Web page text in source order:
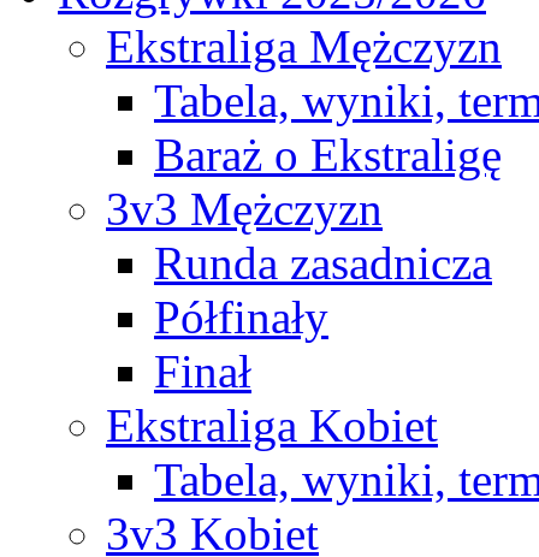
Ekstraliga Mężczyzn
Tabela, wyniki,
Baraż o Ekstraligę
3v3 Mężczyzn
Runda zasadnicza
Półfinały
Finał
Ekstraliga Kobiet
Tabela, wyniki,
3v3 Kobiet